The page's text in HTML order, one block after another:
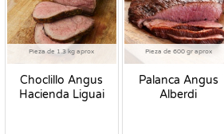
Pieza de 1.3 kg aprox
Choclillo Angus
Hacienda Liguai
Pieza de 600 gr aprox
Palanca Angus
Alberdi